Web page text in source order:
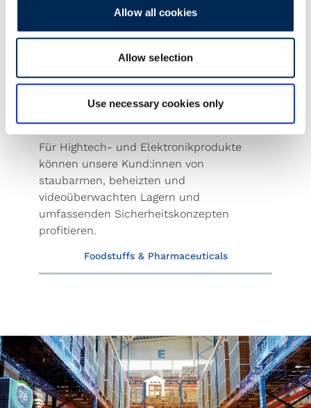
Allow all cookies
Allow selection
Use necessary cookies only
Für Hightech- und Elektronikprodukte
können unsere Kund:innen von
staubarmen, beheizten und
videoüberwachten Lagern und
umfassenden Sicherheitskonzepten
profitieren.
Foodstuffs & Pharmaceuticals